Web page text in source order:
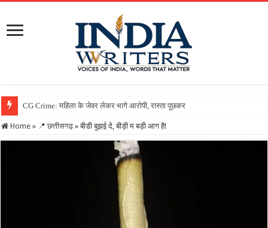
Home » 📍 छत्तीसगढ़ » बीडी बुझई दे, बीड़ी म बड़ी आग है!